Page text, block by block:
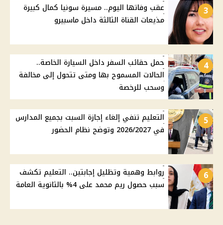
3
عقب وفاتها اليوم.. مسيرة سونيا كمال كبيرة
مذيعات القناة الثالثة داخل ماسبيرو
4
حمل حقائب السفر داخل السيارة الخاصة..
الحالات المسموح بها ومتى تتحول إلى مخالفة
وسحب للرخصة
5
التعليم تنفي إلغاء إجازة السبت بجميع المدارس
في 2026/2027 وتوضح نظام الحضور
6
روابط وهمية وتظليل إجابتين.. التعليم تكشف
سبب حصول ريم محمد على 4% بالثانوية العامة